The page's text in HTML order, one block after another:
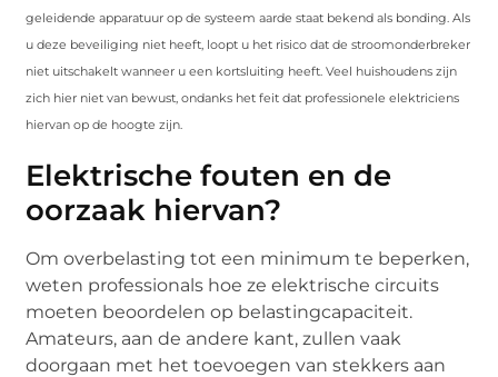
geleidende apparatuur op de systeem aarde staat bekend als bonding. Als
u deze beveiliging niet heeft, loopt u het risico dat de stroomonderbreker
niet uitschakelt wanneer u een kortsluiting heeft. Veel huishoudens zijn
zich hier niet van bewust, ondanks het feit dat professionele elektriciens
hiervan op de hoogte zijn.
Elektrische fouten en de
oorzaak hiervan?
Om overbelasting tot een minimum te beperken,
weten professionals hoe ze elektrische circuits
moeten beoordelen op belastingcapaciteit.
Amateurs, aan de andere kant, zullen vaak
doorgaan met het toevoegen van stekkers aan